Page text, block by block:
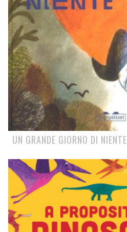
UN GRANDE GIORNO DI NIENTE